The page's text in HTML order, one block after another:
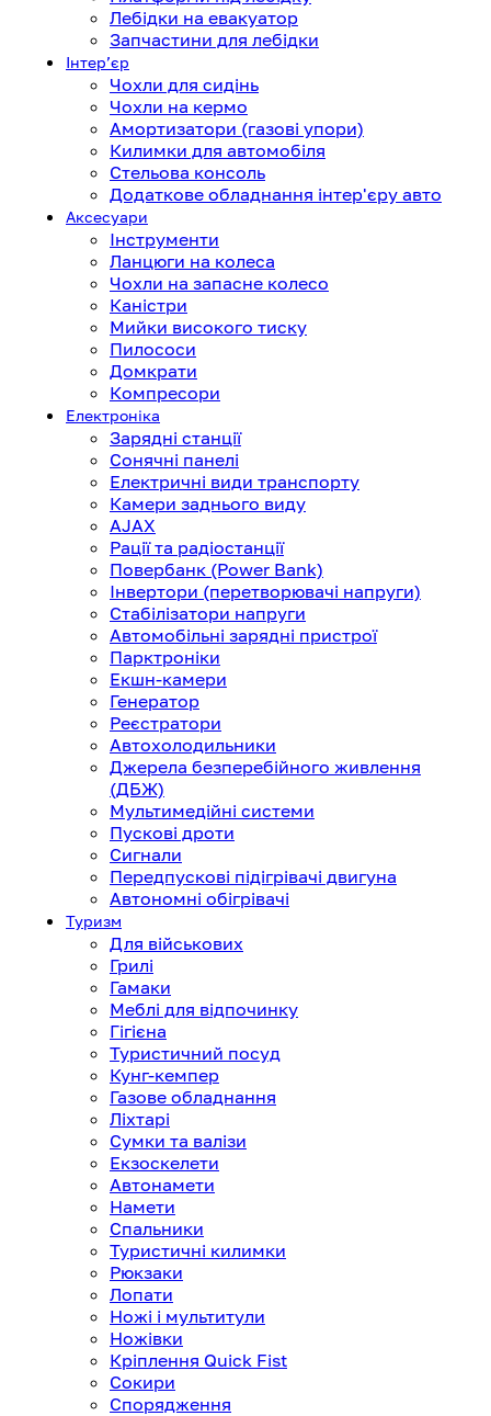
Лебідки на евакуатор
Запчастини для лебідки
Інтерʼєр
Чохли для сидінь
Чохли на кермо
Амортизатори (газові упори)
Килимки для автомобіля
Стельова консоль
Додаткове обладнання інтер'єру авто
Аксесуари
Інструменти
Ланцюги на колеса
Чохли на запасне колесо
Каністри
Мийки високого тиску
Пилососи
Домкрати
Компресори
Електроніка
Зарядні станції
Сонячні панелі
Електричні види транспорту
Камери заднього виду
AJAX
Рації та радіостанції
Повербанк (Power Bank)
Інвертори (перетворювачі напруги)
Стабілізатори напруги
Автомобільні зарядні пристрої
Парктроніки
Екшн-камери
Генератор
Реєстратори
Автохолодильники
Джерела безперебійного живлення
(ДБЖ)
Мультимедійні системи
Пускові дроти
Сигнали
Передпускові підігрівачі двигуна
Автономні обігрівачі
Туризм
Для військових
Грилі
Гамаки
Меблі для відпочинку
Гігієна
Туристичний посуд
Кунг-кемпер
Газове обладнання
Ліхтарі
Сумки та валізи
Екзоскелети
Автонамети
Намети
Спальники
Туристичні килимки
Рюкзаки
Лопати
Ножі і мультитули
Ножівки
Кріплення Quick Fist
Сокири
Спорядження